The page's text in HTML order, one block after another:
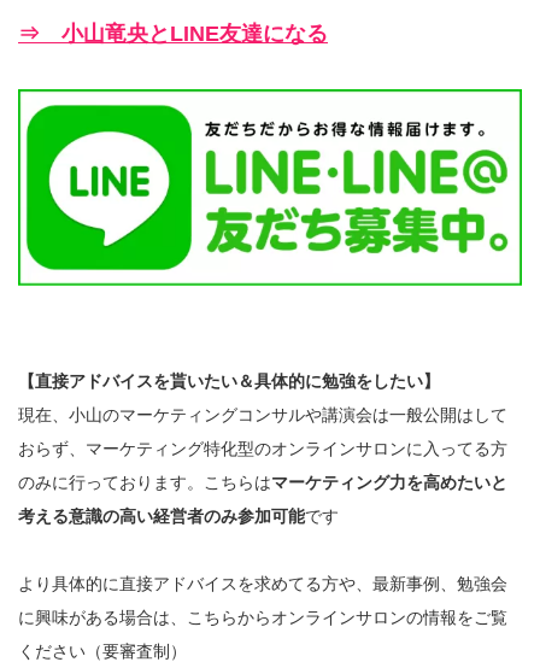
⇒ 小山竜央とLINE友達になる
【直接アドバイスを貰いたい＆具体的に勉強をしたい】
現在、小山のマーケティングコンサルや講演会は一般公開はして
おらず、マーケティング特化型のオンラインサロンに入ってる方
のみに行っております。こちらはマーケティング力を高めたいと
考える意識の高い経営者のみ参加可能です
より具体的に直接アドバイスを求めてる方や、最新事例、勉強会
に興味がある場合は、こちらからオンラインサロンの情報をご覧
ください（要審査制）